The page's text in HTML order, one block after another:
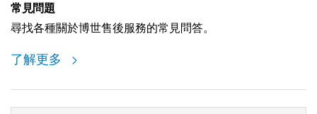
常見問題
尋找各種關於博世售後服務的常見問答。
了解更多